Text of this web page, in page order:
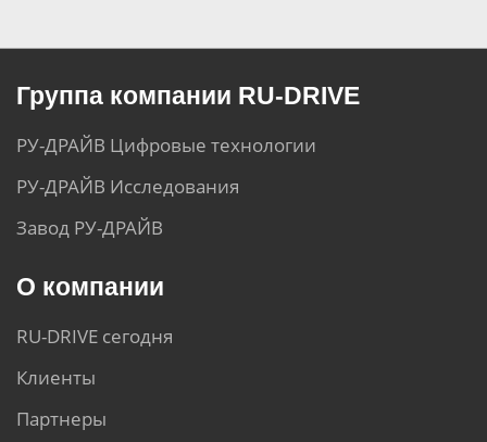
Группа компании RU-DRIVE
РУ-ДРАЙВ Цифровые технологии
РУ-ДРАЙВ Исследования
Завод РУ-ДРАЙВ
О компании
RU-DRIVE сегодня
Клиенты
Партнеры